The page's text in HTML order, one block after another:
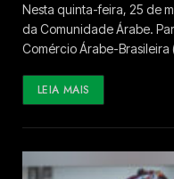
Nesta quinta-feira, 25 de
da Comunidade Árabe.
Comércio Árabe-
LEIA MAIS